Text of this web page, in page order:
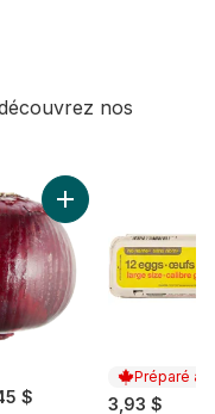
nos
sans pépins au panier
$
Ajouter Oignons
Préparé au
3,93 $